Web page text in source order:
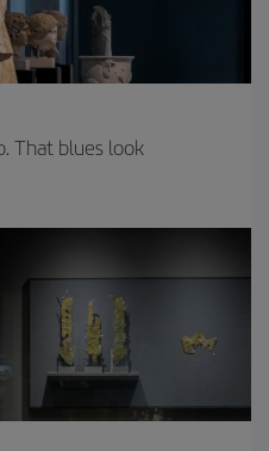
That blues look